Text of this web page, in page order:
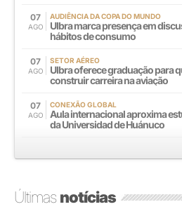
07
AGO
AUDIÊNCIA DA COPA DO MUNDO
Ulbra marca presença em
hábitos de consumo
07
AGO
SETOR AÉREO
Ulbra oferece graduação para
construir carreira na aviação
07
AGO
CONEXÃO GLOBAL
Aula internacional aproxima
da Universidad de Huánuco
Últimasnotícias